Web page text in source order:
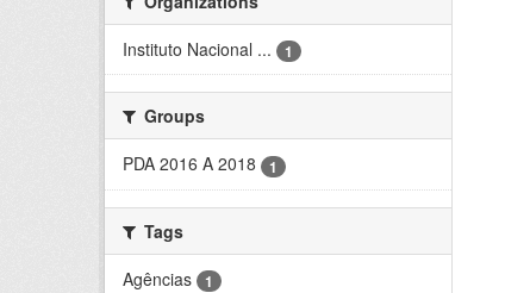
Instituto Nacional ...
1
Groups
PDA 2016 A 2018
1
Tags
Agências
1